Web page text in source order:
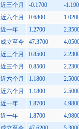
近三个月 -0.1700
-
近六个月 0.6800
近一年 1.2700
成立至今 47.3700
近三个月 0.8500
近三个月 0.8500
近六个月 1.1800
近六个月 1.1800
近一年 1.8700
近一年 1.8700